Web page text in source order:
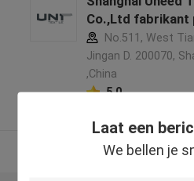
Laat een
We bellen je
Co.,Ltd fabrikant
No.511, West
Jingan D. 200070,
,China
5.0
Bekijk